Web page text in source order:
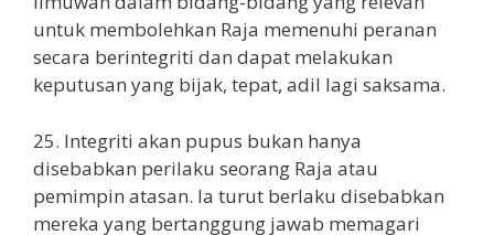
untuk membolehkan Raja memenuhi peranan
secara berintegriti dan dapat melakukan
keputusan yang bijak, tepat, adil lagi saksama.
25. Integriti akan pupus bukan hanya
disebabkan perilaku seorang Raja atau
pemimpin atasan. Ia turut berlaku disebabkan
mereka yang bertanggung jawab memagari